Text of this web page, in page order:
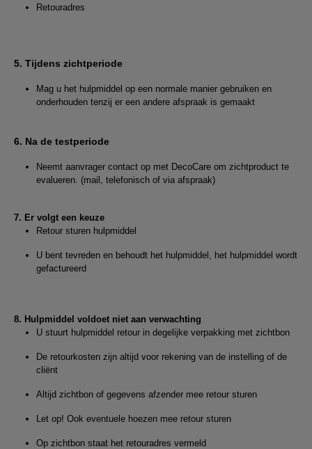
Retouradres
5. Tijdens zichtperiode
Mag u het hulpmiddel op een normale manier gebruiken en
onderhouden tenzij er een andere afspraak is gemaakt
6. Na de testperiode
Neemt aanvrager contact op met DecoCare om zichtproduct te
evalueren. (mail, telefonisch of via afspraak)
7. Er volgt een keuze
Retour sturen hulpmiddel
U bent tevreden en behoudt het hulpmiddel, het hulpmiddel wordt
gefactureerd
8. Hulpmiddel voldoet niet aan verwachting
U stuurt hulpmiddel retour in degelijke verpakking met zichtbon
De retourkosten zijn altijd voor rekening van de instelling of de
cliënt
Altijd zichtbon of gegevens afzender mee retour sturen
Let op! Ook eventuele hoezen mee retour sturen
Op zichtbon staat het retouradres vermeld